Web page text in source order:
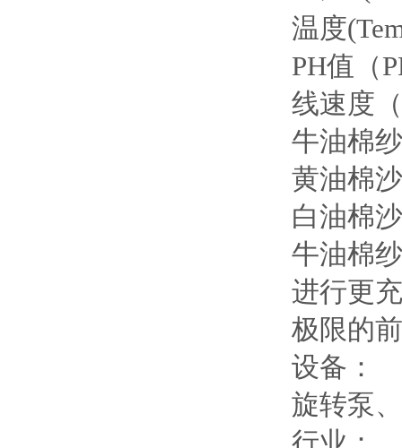
温度
PH值
线速度
牛油棉
黄油棉
白油棉
牛油棉
进行更
极限的
设备：
旋转泵